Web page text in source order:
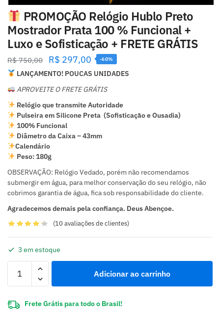
PROMOÇÃO Relógio Hublo Preto
Mostrador Prata 100 % Funcional +
Luxo e Sofisticação + FRETE GRÁTIS
R$750,00 R$ 297,00 -60%
LANÇAMENTO! POUCAS UNIDADES
APROVEITE O FRETE GRÁTIS
Relógio que transmite Autoridade
Pulseira em Silicone Preta (Sofisticação e Ousadia)
100% Funcional
Diâmetro da Caixa – 43mm
Calendário
Peso: 180g
OBSERVAÇÃO: Relógio Vedado, porém não recomendamos
submergir em água, para melhor conservação do seu relógio, não
cobrimos garantia de água, fica sob responsabilidade do cliente.
Agradecemos demais pela confiança. Deus Abençoe.
(10 avaliações de clientes)
3 em estoque
Adicionar ao carrinho
Frete Grátis para todo o Brasil!